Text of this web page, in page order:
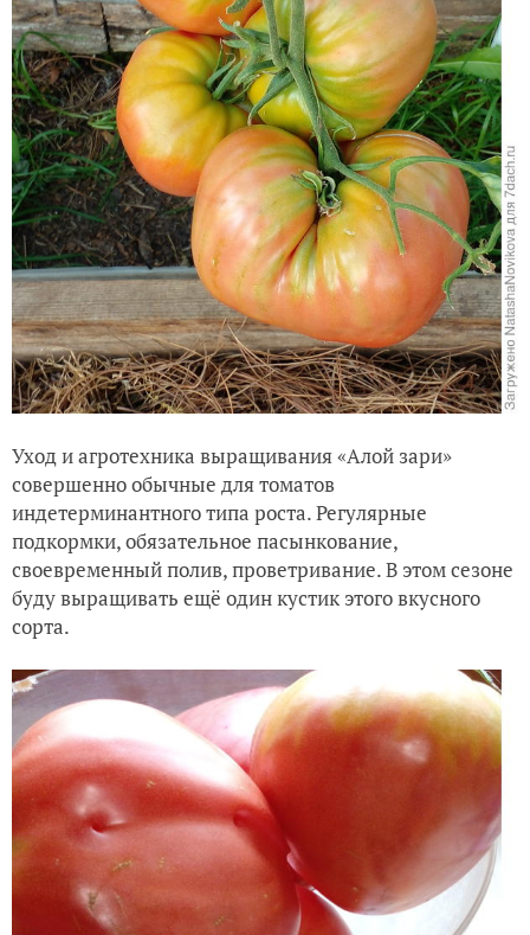
Уход и агротехника выращивания «Алой зари»
совершенно обычные для томатов
индетерминантного типа роста. Регулярные
подкормки, обязательное пасынкование,
своевременный полив, проветривание. В этом сезоне
буду выращивать ещё один кустик этого вкусного
сорта.